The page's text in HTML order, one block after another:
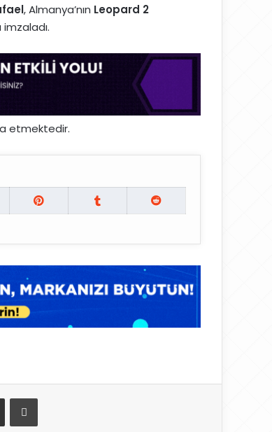
, Almanya’nın Leopard 2
etmektedir.